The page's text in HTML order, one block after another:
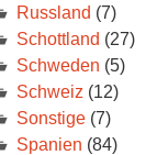
Russland (7)
Schottland (27)
Schweden (5)
Schweiz (12)
Sonstige(7)
Spanien (84)